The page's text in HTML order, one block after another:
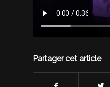
Partager cet article